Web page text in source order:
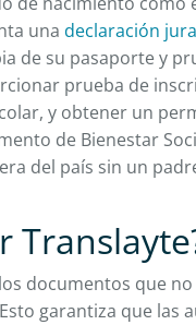
una declaración
de su pasaporte y
prueba de
y obtener un
de Bienestar
del país sin un
documentos que
garantiza que las